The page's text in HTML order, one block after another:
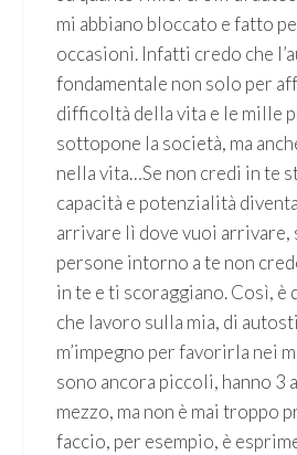
mi abbiano bloccato e fatto
occasioni. Infatti credo che
fondamentale non solo per
difficoltà della vita e le mille
sottopone la società, ma
nella vita…Se non credi in te
capacità e potenzialità
arrivare lì dove vuoi
persone intorno a te non
in te e ti scoraggiano. Così, è
che lavoro sulla mia, di
m’impegno per favorirla nei
sono ancora piccoli, hanno 3
mezzo, ma non è mai troppo
faccio, per esempio, è